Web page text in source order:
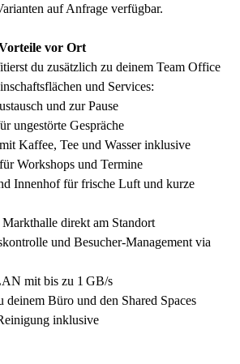
auf Anfrage verfügbar.
vor Ort
du zusätzlich zu deinem Team Office
und Services:
und zur Pause
ungestörte Gespräche
Kaffee, Tee und Wasser inklusive
Workshops und Termine
Innenhof für frische Luft und kurze
Markthalle direkt am Standort
und Besucher‑Management via
mit bis zu 1 GB/s
deinem Büro und den Shared Spaces
inklusive